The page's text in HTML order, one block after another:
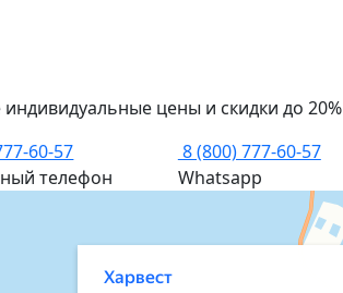
цены и скидки до 20%
60-57
телефон
8 (800) 777-60-57
Whatsapp